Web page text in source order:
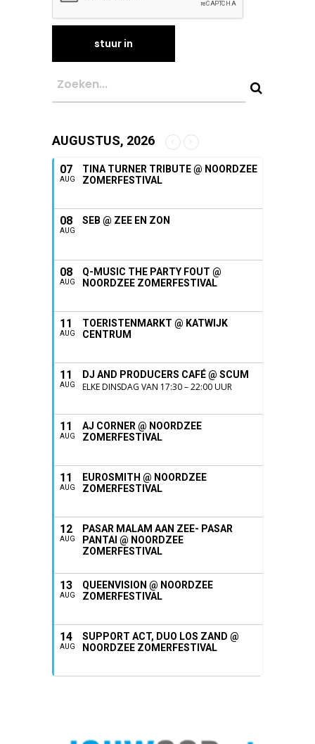
AUGUSTUS, 2026
07
AUG
TINA TURNER TRIBUTE @ NOORDZEE
ZOMERFESTIVAL
08
AUG
SEB @ ZEE EN ZON
08
AUG
Q-MUSIC THE PARTY FOUT @
NOORDZEE ZOMERFESTIVAL
11
AUG
TOERISTENMARKT @ KATWIJK
CENTRUM
11
AUG
DJ AND PRODUCERS CAFÉ @ SCUM
ELKE DINSDAG VAN 17:30 – 22:00 UUR
11
AUG
AJ CORNER @ NOORDZEE
ZOMERFESTIVAL
11
AUG
EUROSMITH @ NOORDZEE
ZOMERFESTIVAL
12
AUG
PASAR MALAM AAN ZEE- PASAR
PANTAI @ NOORDZEE
ZOMERFESTIVAL
13
AUG
QUEENVISION @ NOORDZEE
ZOMERFESTIVAL
14
AUG
SUPPORT ACT, DUO LOS ZAND @
NOORDZEE ZOMERFESTIVAL